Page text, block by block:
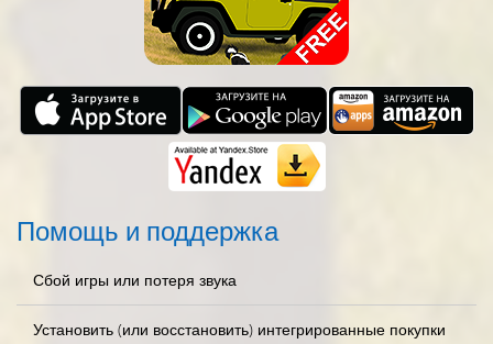
Помощь и поддержка
Сбой игры или потеря звука
Установить (или восстановить) интегрированные покупки